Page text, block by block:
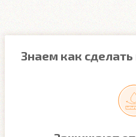
Знаем как